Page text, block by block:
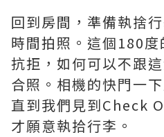
回到房間，準備執捨
時間拍照。這個180
抗拒，如何可以不跟
合照。相機的快門一
直到我們見到Check
才願意執拾行李。